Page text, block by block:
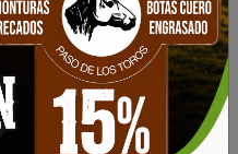
Motosierras STIHL